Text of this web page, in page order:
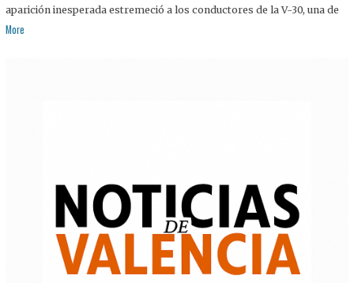
aparición inesperada estremeció a los conductores de la V-30, una de
More